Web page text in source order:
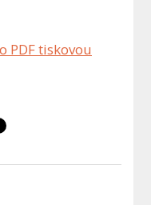
PDF tiskovou